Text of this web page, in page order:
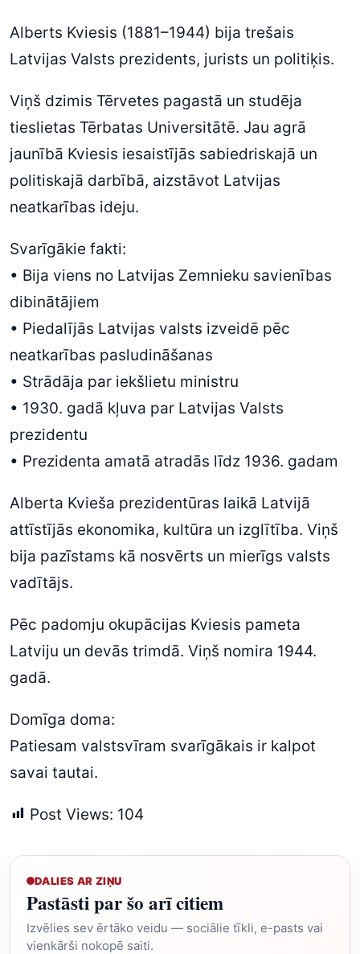
Alberts Kviesis (1881–1944) bija trešais
Latvijas Valsts prezidents, jurists un politiķis.
Viņš dzimis Tērvetes pagastā un studēja
tieslietas Tērbatas Universitātē. Jau agrā
jaunībā Kviesis iesaistījās sabiedriskajā un
politiskajā darbībā, aizstāvot Latvijas
neatkarības ideju.
Svarīgākie fakti:
• Bija viens no Latvijas Zemnieku savienības
dibinātājiem
• Piedalījās Latvijas valsts izveidē pēc
neatkarības pasludināšanas
• Strādāja par iekšlietu ministru
• 1930. gadā kļuva par Latvijas Valsts
prezidentu
• Prezidenta amatā atradās līdz 1936. gadam
Alberta Kvieša prezidentūras laikā Latvijā
attīstījās ekonomika, kultūra un izglītība. Viņš
bija pazīstams kā nosvērts un mierīgs valsts
vadītājs.
Pēc padomju okupācijas Kviesis pameta
Latviju un devās trimdā. Viņš nomira 1944.
gadā.
Domīga doma:
Patiesam valstsvīram svarīgākais ir kalpot
savai tautai.
Post Views: 104
DALIES AR ZIŅU
Pastāsti par šo arī citiem
Izvēlies sev ērtāko veidu — sociālie tīkli, e-pasts vai
vienkārši nokopē saiti.